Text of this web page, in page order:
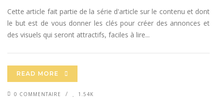
Cette article fait partie de la série d'article sur le contenu et dont
le but est de vous donner les clés pour créer des annonces et
des visuels qui seront attractifs, faciles à lire...
READ MORE
0 COMMENTAIRE 1.54K